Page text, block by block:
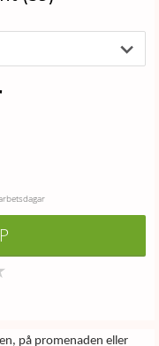
på promenaden eller